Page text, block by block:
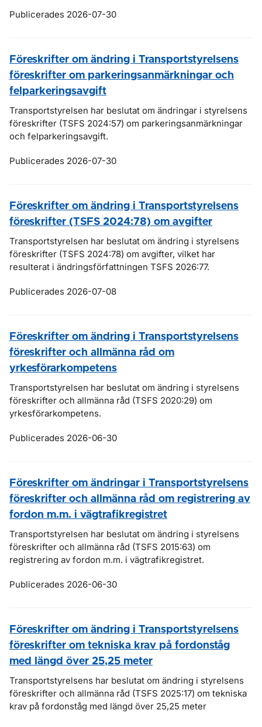
Publicerades 2026-07-30
Föreskrifter om ändring i Transportstyrelsens
föreskrifter om parkeringsanmärkningar och
felparkeringsavgift
Transportstyrelsen har beslutat om ändringar i styrelsens
föreskrifter (TSFS 2024:57) om parkeringsanmärkningar
och felparkeringsavgift.
Publicerades 2026-07-30
Föreskrifter om ändring i Transportstyrelsens
föreskrifter (TSFS 2024:78) om avgifter
Transportstyrelsen har beslutat om ändring i styrelsens
föreskrifter (TSFS 2024:78) om avgifter, vilket har
resulterat i ändringsförfattningen TSFS 2026:77.
Publicerades 2026-07-08
Föreskrifter om ändring i Transportstyrelsens
föreskrifter och allmänna råd om
yrkesförarkompetens
Transportstyrelsen har beslutat om ändring i styrelsens
föreskrifter och allmänna råd (TSFS 2020:29) om
yrkesförarkompetens.
Publicerades 2026-06-30
Föreskrifter om ändringar i Transportstyrelsens
föreskrifter och allmänna råd om registrering av
fordon m.m. i vägtrafikregistret
Transportstyrelsen har beslutat om ändring i styrelsens
föreskrifter och allmänna råd (TSFS 2015:63) om
registrering av fordon m.m. i vägtrafikregistret.
Publicerades 2026-06-30
Föreskrifter om ändring i Transportstyrelsens
föreskrifter om tekniska krav på fordonståg
med längd över 25,25 meter
Transportstyrelsens har beslutat om ändring i styrelsens
föreskrifter och allmänna råd (TSFS 2025:17) om tekniska
krav på fordonståg med längd över 25,25 meter